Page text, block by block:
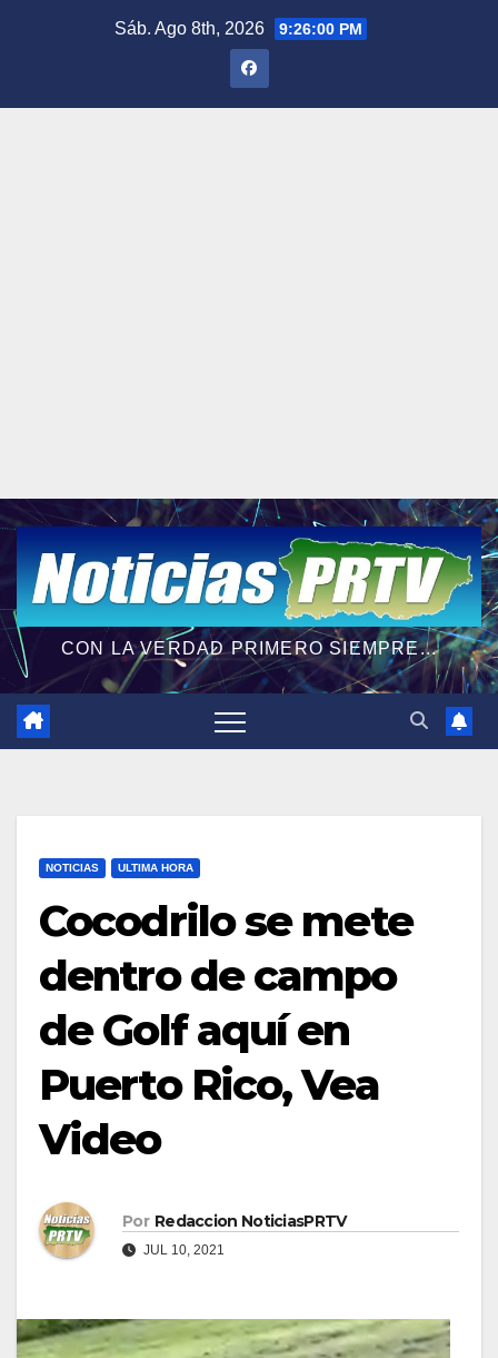
Sáb. Ago 8th, 2026 9:26:01 PM
CON LA VERDAD PRIMERO SIEMPRE...
NOTICIAS ULTIMA HORA
Cocodrilo se mete
dentro de campo
de Golf aquí en
Puerto Rico, Vea
Video
Por Redaccion NoticiasPRTV
JUL 10, 2021